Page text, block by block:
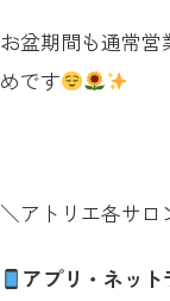
お盆期間も通常
めです
＼アトリエ各サロ
アプリ・ネット